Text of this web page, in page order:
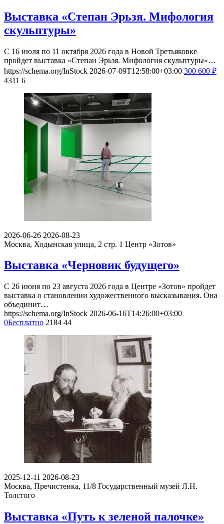
Выставка «Степан Эрьзя. Мифология
скульптуры»
С 16 июля по 11 октября 2026 года в Новой Третьяковке
пройдет выставка «Степан Эрьзя. Мифология скульптуры»…
https://schema.org/InStock 2026-07-09T12:58:00+03:00 300 600 ₽
4311 6
2026-06-26 2026-08-23
Москва, Ходынская улица, 2 стр. 1 Центр «Зотов»
Выставка «Черновик будущего»
С 26 июня по 23 августа 2026 года в Центре «Зотов» пройдет
выставка о становлении художественного высказывания. Она
объединит…
https://schema.org/InStock 2026-06-16T14:26:00+03:00
0Бесплатно 2184 44
2025-12-11 2026-08-23
Москва, Пречистенка, 11/8 Государственный музей Л.Н.
Толстого
Выставка «Путь к зеленой палочке»